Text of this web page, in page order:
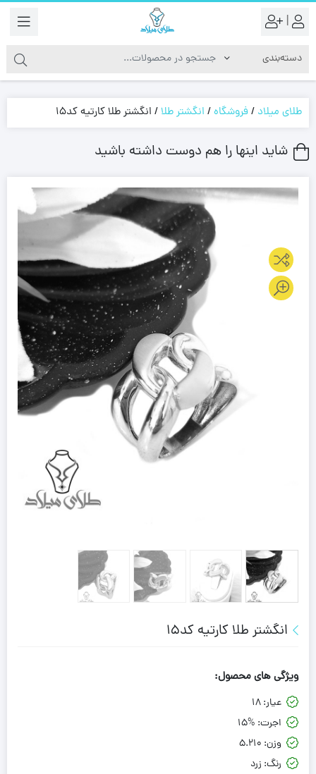
|
طلای میلاد /فروشگاه/ انگشتر طلا/ انگشتر طلا کارتیه کد15
شاید اینها را هم دوست داشته باشید
انگشتر طلا کارتیه کد15
ویژگی های محصول:
عیار:18
اجرت: 15%
وزن: 5.210
رنگ: زرد